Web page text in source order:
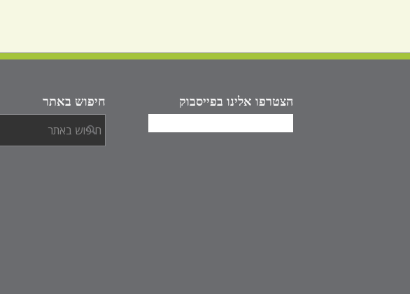
הצטרפו אלינו בפייסבוק חיפוש באתר